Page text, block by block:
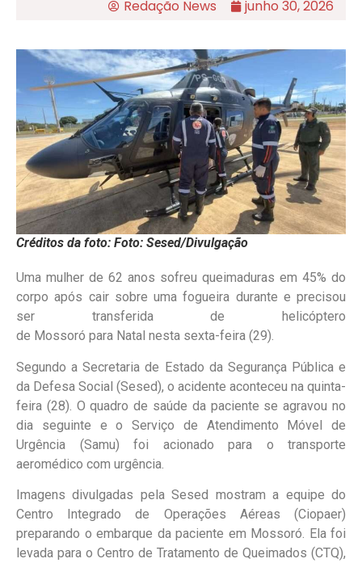
Redação News junho 30, 2026
Créditos da foto: Foto: Sesed/Divulgação
Uma mulher de 62 anos sofreu queimaduras em 45% do
corpo após cair sobre uma fogueira durante e precisou
ser transferida de helicóptero
de Mossoró para Natal nesta sexta-feira (29).
Segundo a Secretaria de Estado da Segurança Pública e
da Defesa Social (Sesed), o acidente aconteceu na quinta-
feira (28). O quadro de saúde da paciente se agravou no
dia seguinte e o Serviço de Atendimento Móvel de
Urgência (Samu) foi acionado para o transporte
aeromédico com urgência.
Imagens divulgadas pela Sesed mostram a equipe do
Centro Integrado de Operações Aéreas (Ciopaer)
preparando o embarque da paciente em Mossoró. Ela foi
levada para o Centro de Tratamento de Queimados (CTQ),